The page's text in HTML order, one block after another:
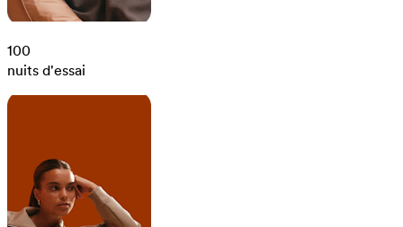
100
nuits d'essai